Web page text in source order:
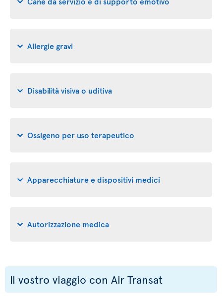
Allergie gravi
Disabilità visiva o uditiva
Ossigeno per uso terapeutico
Apparecchiature e dispositivi medici
Autorizzazione medica
Il vostro viaggio con Air Transat